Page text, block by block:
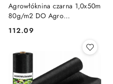
Agrowłóknina czarna 1,0x50m
80g/m2 DO Agro
Cena:
112.09